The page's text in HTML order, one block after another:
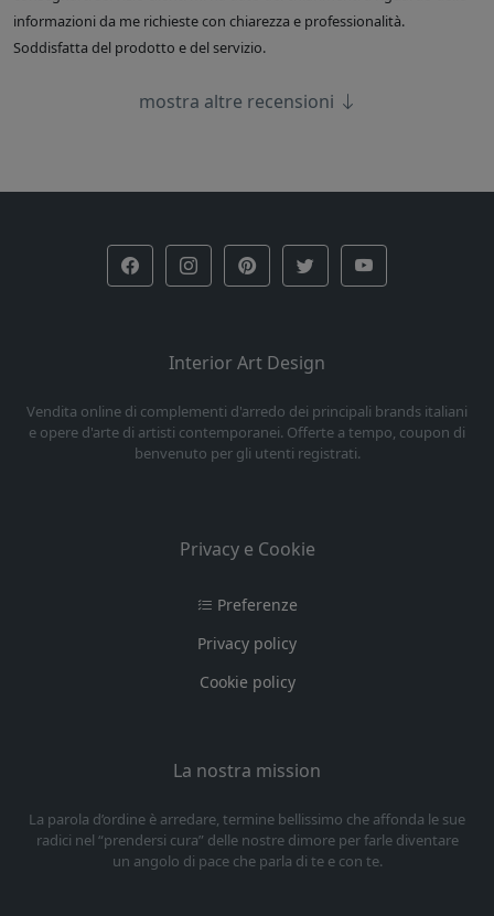
informazioni da me richieste con chiarezza e professionalità.
Soddisfatta del prodotto e del servizio.
mostra altre recensioni
Interior Art Design
Vendita online di complementi d'arredo dei principali brands italiani
e opere d'arte di artisti contemporanei. Offerte a tempo, coupon di
benvenuto per gli utenti registrati.
Privacy e Cookie
Preferenze
Privacy policy
Cookie policy
La nostra mission
La parola d’ordine è arredare, termine bellissimo che affonda le sue
radici nel “prendersi cura” delle nostre dimore per farle diventare
un angolo di pace che parla di te e con te.